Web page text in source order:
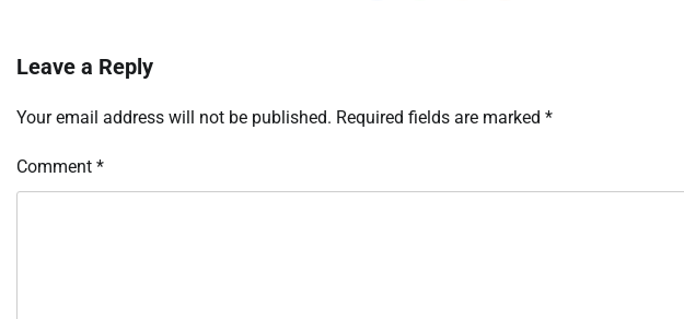
Leave a Reply
Your email address will not be published. Required fields are marked *
Comment *